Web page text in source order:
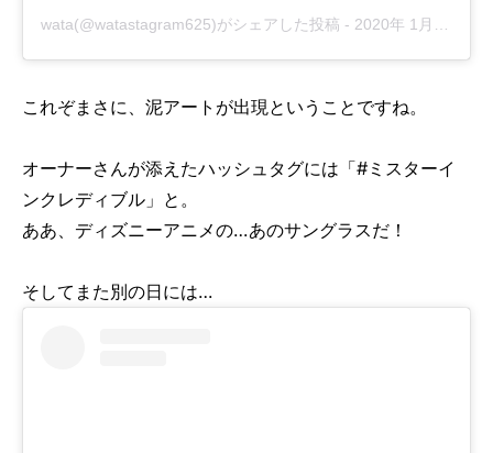
wata(@watastagram625)がシェアした投稿 - 2020年 1月月15日午前1時49分PST
これぞまさに、泥アートが出現ということですね。
オーナーさんが添えたハッシュタグには「#ミスターイ
ンクレディブル」と。
ああ、ディズニーアニメの…あのサングラスだ！
そしてまた別の日には…